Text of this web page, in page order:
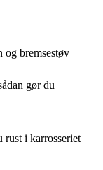
og bremsestøv
gør du
rust i karrosseriet